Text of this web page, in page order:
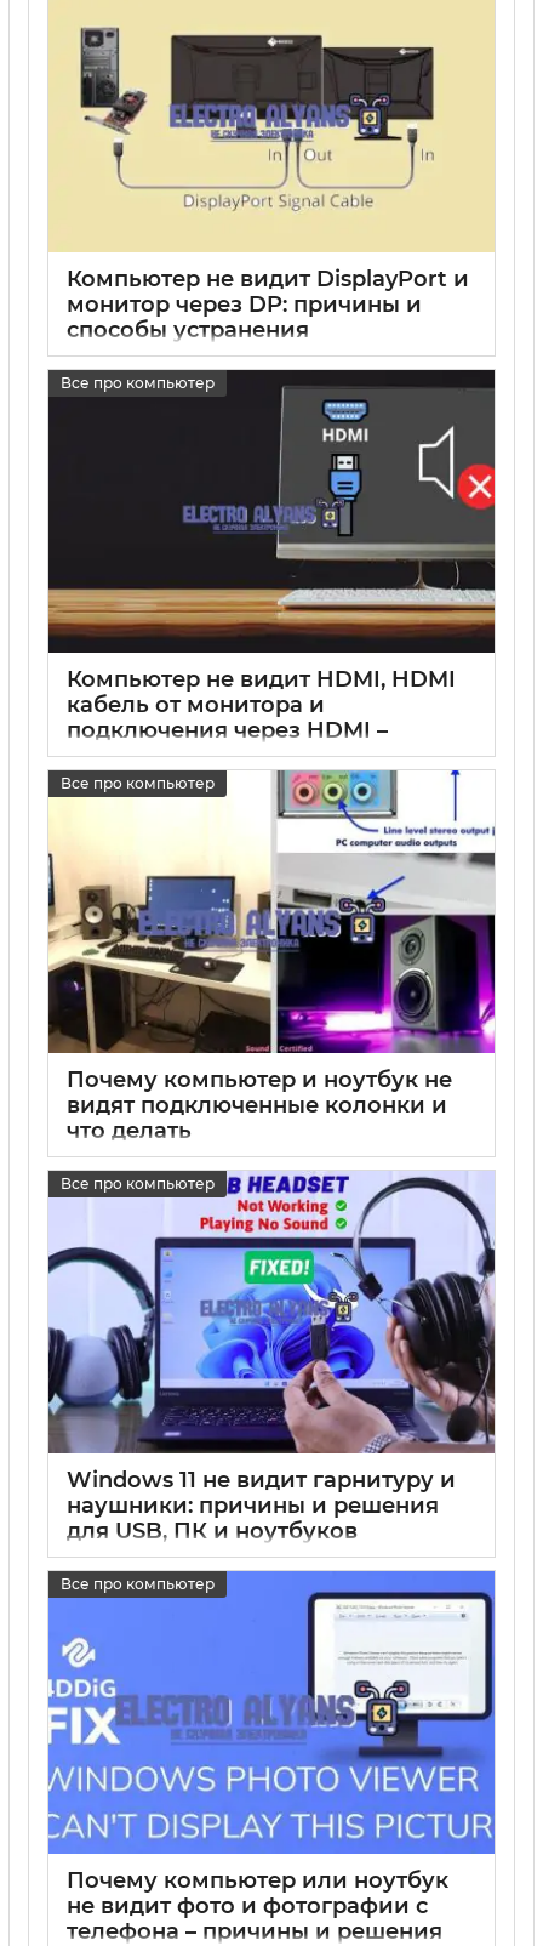
Компьютер не видит DisplayPort и
монитор через DP: причины и
способы устранения
Все про компьютер
Компьютер не видит HDMI, HDMI
кабель от монитора и
подключения через HDMI –
причины и решения
17 05 2025 0
Все про компьютер
Почему компьютер и ноутбук не
видят подключенные колонки и
что делать
Все про компьютер
Windows 11 не видит гарнитуру и
наушники: причины и решения
для USB, ПК и ноутбуков
Все про компьютер
Почему компьютер или ноутбук
не видит фото и фотографии с
телефона – причины и решения